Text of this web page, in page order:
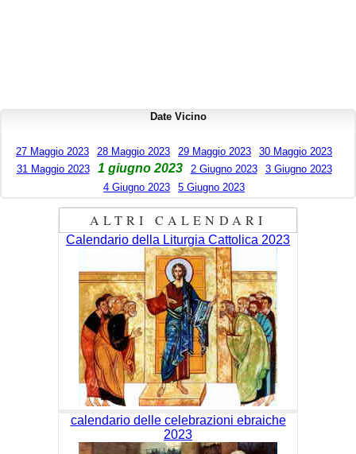
Date Vicino
27 Maggio 2023 28 Maggio 2023 29 Maggio 2023
30 Maggio 2023
31 Maggio 2023
1 giugno 2023 2 Giugno 2023
3 Giugno 2023
4 Giugno 2023
5 Giugno 2023
ALTRI CALENDARI
Calendario della Liturgia Cattolica 2023
calendario delle celebrazioni ebraiche
2023